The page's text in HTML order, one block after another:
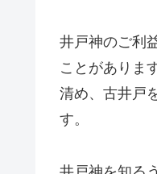
井戸神のご利
ことがありま
清め、古井戸
す。